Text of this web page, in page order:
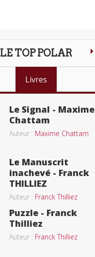
LE TOP POLAR
Livres
Le Signal - Maxime
Chattam
Auteur : Maxime Chattam
Le Manuscrit
inachevé - Franck
THILLIEZ
Auteur : Franck Thilliez
Puzzle - Franck
Thilliez
Auteur : Franck Thilliez